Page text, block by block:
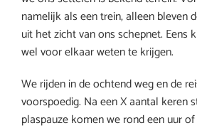
namelijk als een trein, alleen bleven
uit het zicht van ons schepnet. Eens
wel voor elkaar weten te krijgen.
We rijden in de ochtend weg en de
voorspoedig. Na een X aantal keren
plaspauze komen we rond een uur